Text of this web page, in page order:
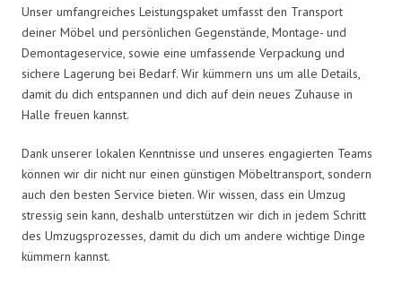
Unser umfangreiches Leistungspaket umfasst den Transport
deiner Möbel und persönlichen Gegenstände, Montage- und
Demontageservice, sowie eine umfassende Verpackung und
sichere Lagerung bei Bedarf. Wir kümmern uns um alle Details,
damit du dich entspannen und dich auf dein neues Zuhause in
Halle freuen kannst.
Dank unserer lokalen Kenntnisse und unseres engagierten Teams
können wir dir nicht nur einen günstigen Möbeltransport, sondern
auch den besten Service bieten. Wir wissen, dass ein Umzug
stressig sein kann, deshalb unterstützen wir dich in jedem Schritt
des Umzugsprozesses, damit du dich um andere wichtige Dinge
kümmern kannst.